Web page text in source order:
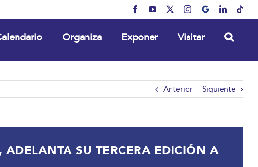
FacebookYouTube Instagram
MyBusinessLinkedIn
Organiza Exponer Visitar
Anterior Siguiente
SU TERCERA EDICIÓN A